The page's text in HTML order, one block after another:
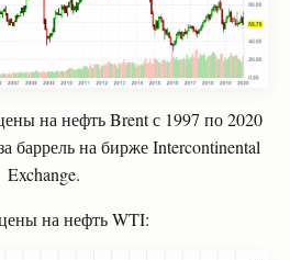
на нефть Brent с 1997 по 2020
баррель на бирже Intercontinental
Exchange.
на нефтьWTI: